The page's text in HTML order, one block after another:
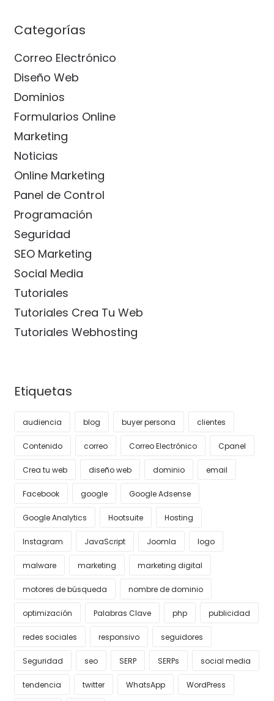
Categorías
Correo Electrónico
Diseño Web
Dominios
Formularios Online
Marketing
Noticias
Online Marketing
Panel de Control
Programación
Seguridad
SEO Marketing
Social Media
Tutoriales
Tutoriales Crea Tu Web
Tutoriales Webhosting
Etiquetas
audiencia blog buyer persona clientes
Contenido correo Correo Electrónico Cpanel
Crea tu web diseño web dominio email
Facebook google Google Adsense
Google Analytics Hootsuite Hosting
Instagram JavaScript Joomla logo
malware marketing marketing digital
motores de búsqueda nombre de dominio
optimización Palabras Clave php publicidad
redes sociales responsivo seguidores
Seguridad seo SERP SERPs social media
tendencia twitter WhatsApp WordPress